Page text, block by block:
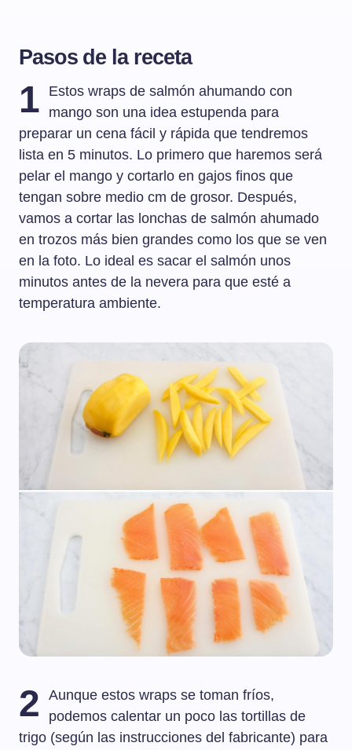
Pasos de la receta
1
Estos wraps de salmón ahumando con
mango son una idea estupenda para
preparar un cena fácil y rápida que tendremos
lista en 5 minutos. Lo primero que haremos será
pelar el mango y cortarlo en gajos finos que
tengan sobre medio cm de grosor. Después,
vamos a cortar las lonchas de salmón ahumado
en trozos más bien grandes como los que se ven
en la foto. Lo ideal es sacar el salmón unos
minutos antes de la nevera para que esté a
temperatura ambiente.
2
Aunque estos wraps se toman fríos,
podemos calentar un poco las tortillas de
trigo (según las instrucciones del fabricante) para